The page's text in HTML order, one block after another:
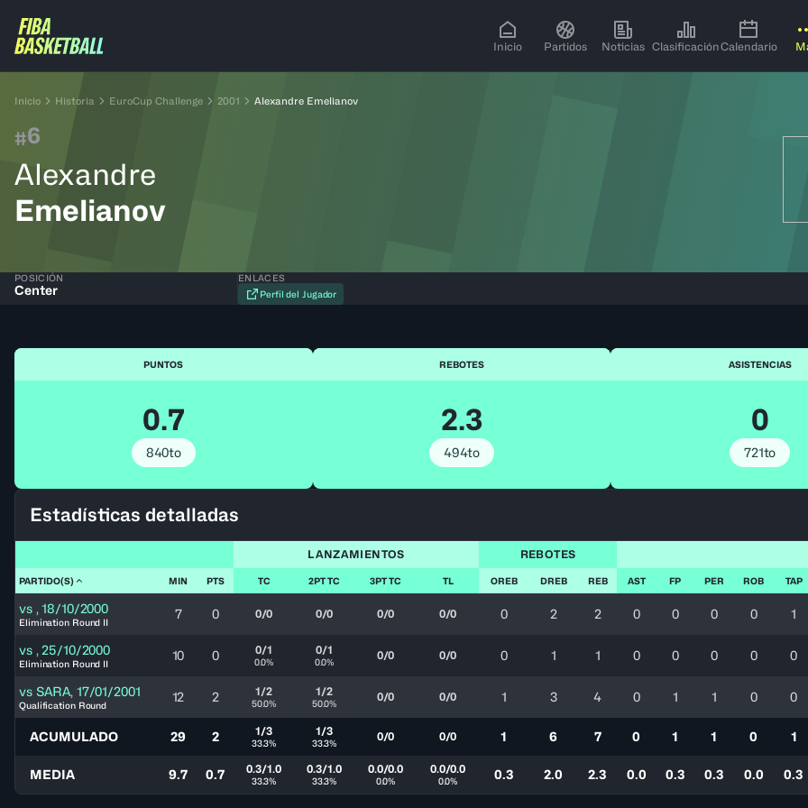
Inicio Partidos Noticias ClasificaciónCalendario
Inicio Historia EuroCup Challenge 2001 Alexandre Emelianov
#6
Alexandre
Emelianov
POSICIÓN
Center
ENLACES
Perfil del Jugador
PUNTOS
0.7
840to
REBOTES
2.3
494to
ASISTENCIAS
0
721to
Estadísticas detalladas
LANZAMIENTOS REBOTES
PARTIDO(S) MIN PTS TC 2PT TC 3PT TC TL OREB DREB REB AST FP PER ROB TAP
vs ,18/10/2000
Elimination Round II
7 0 0/0 0/0 0/0 0/0 0 2 2 0 0 0 0 1
vs ,25/10/2000
Elimination Round II
10 0 0/1
0.0%
0/1
0.0% 0/0 0/0 0 1 1 0 0 0 0 0
vs SARA, 17/01/2001
Qualification Round
12 2 1/2
50.0%
1/2
50.0% 0/0 0/0 1 3 4 0 1 1 0 0
ACUMULADO 29 2 1/3
33.3%
1/3
33.3% 0/0 0/0 1 6 7 0 1 1 0 1
MEDIA 9.7 0.7 0.3/1.0
33.3%
0.3/1.0
33.3%
0.0/0.0
0.0%
0.0/0.0
0.0% 0.3 2.0 2.3 0.0 0.3 0.3 0.0 0.3